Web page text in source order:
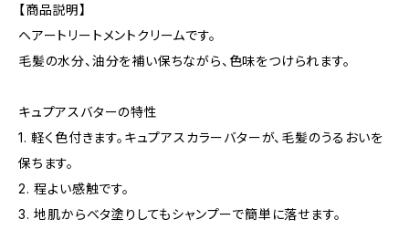
【商品説明】
ヘアートリートメントクリームです。
毛髪の水分、油分を補い保ちながら、色味をつけられます。
キュプアスバターの特性
1. 軽く色付きます。キュプアスカラーバターが、毛髪のうるおいを
保ちます。
2. 程よい感触です。
3. 地肌からベタ塗りしてもシャンプーで簡単に落せます。